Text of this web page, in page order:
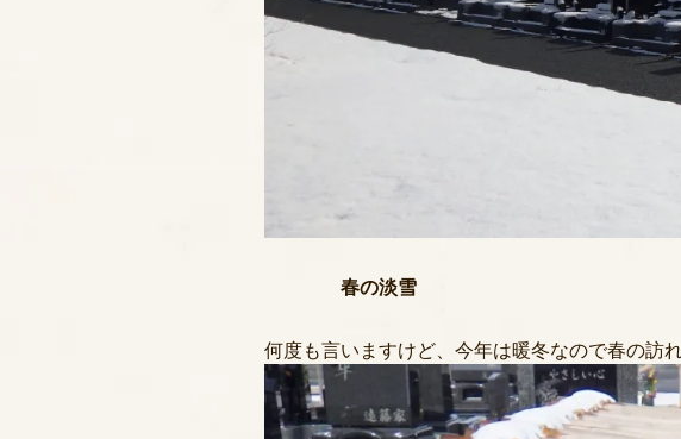
春の淡雪
何度も言いますけど、今年は暖冬なので春の訪